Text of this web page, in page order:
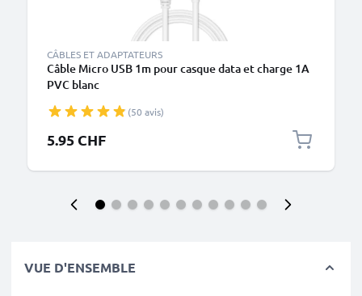
CÂBLES ET ADAPTATEURS
Câble Micro USB 1m pour casque data et charge 1A
PVC blanc
(50 avis)
5.95 CHF
VUE D'ENSEMBLE